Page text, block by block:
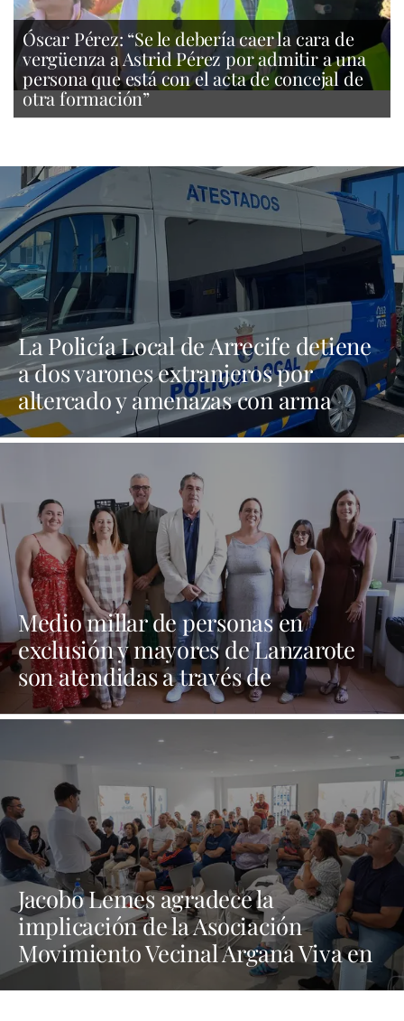
Óscar Pérez: “Se le debería caer la cara de
vergüenza a Astrid Pérez por admitir a una
persona que está con el acta de concejal de
otra formación”
La Policía Local de Arrecife detiene
a dos varones extranjeros por
altercado y amenazas con arma
blanca
Medio millar de personas en
exclusión y mayores de Lanzarote
son atendidas a través de
programas sociales
Jacobo Lemes agradece la
implicación de la Asociación
Movimiento Vecinal Argana Viva en
la lucha contra los vertidos incívicos